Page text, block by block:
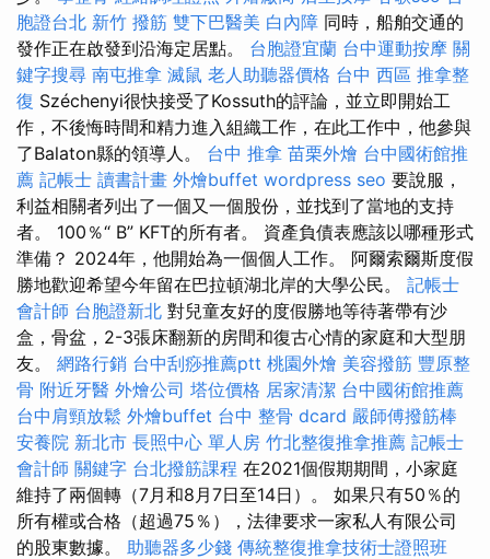
胞證台北 新竹 撥筋 雙下巴醫美 白內障 同時，船舶交通的
發作正在啟發到沿海定居點。 台胞證宜蘭 台中運動按摩 關
鍵字搜尋 南屯推拿 滅鼠 老人助聽器價格 台中 西區 推拿整
復 Széchenyi很快接受了Kossuth的評論，並立即開始工
作，不後悔時間和精力進入組織工作，在此工作中，他參與
了Balaton縣的領導人。 台中 推拿 苗栗外燴 台中國術館推
薦 記帳士 讀書計畫 外燴buffet wordpress seo 要說服，
利益相關者列出了一個又一個股份，並找到了當地的支持
者。 100％“ B” KFT的所有者。 資產負債表應該以哪種形式
準備？ 2024年，他開始為一個個人工作。 阿爾索爾斯度假
勝地歡迎希望今年留在巴拉頓湖北岸的大學公民。 記帳士
會計師 台胞證新北 對兒童友好的度假勝地等待著帶有沙
盒，骨盆，2-3張床翻新的房間和復古心情的家庭和大型朋
友。 網路行銷 台中刮痧推薦ptt 桃園外燴 美容撥筋 豐原整
骨 附近牙醫 外燴公司 塔位價格 居家清潔 台中國術館推薦
台中肩頸放鬆 外燴buffet 台中 整骨 dcard 嚴師傅撥筋棒
安養院 新北市 長照中心 單人房 竹北整復推拿推薦 記帳士
會計師 關鍵字 台北撥筋課程 在2021個假期期間，小家庭
維持了兩個轉（7月和8月7日至14日）。 如果只有50％的
所有權或合格（超過75％），法律要求一家私人有限公司
的股東數據。 助聽器多少錢 傳統整復推拿技術士證照班